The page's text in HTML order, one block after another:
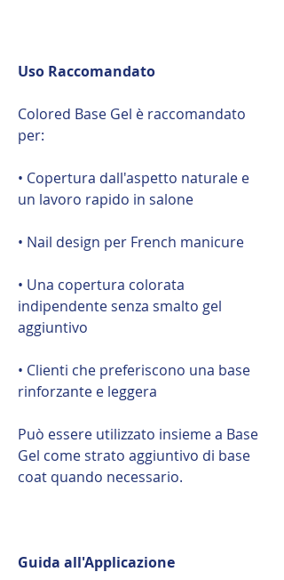
Uso Raccomandato
Colored Base Gel è raccomandato
per:
• Copertura dall'aspetto naturale e
un lavoro rapido in salone
• Nail design per French manicure
• Una copertura colorata
indipendente senza smalto gel
aggiuntivo
• Clienti che preferiscono una base
rinforzante e leggera
Può essere utilizzato insieme a Base
Gel come strato aggiuntivo di base
coat quando necessario.
Guida all'Applicazione